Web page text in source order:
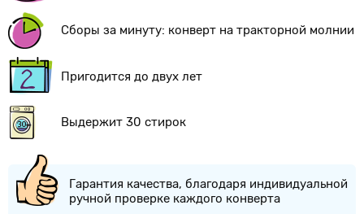
Сборы за минуту: конверт на тракторной молнии
Пригодится до двух лет
Выдержит 30 стирок
Гарантия качества, благодаря индивидуальной
ручной проверке каждого конверта